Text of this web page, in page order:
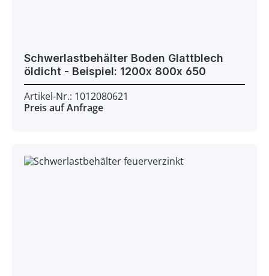
Schwerlastbehälter Boden Glattblech
öldicht - Beispiel: 1200x 800x 650
Artikel-Nr.: 1012080621
Preis auf Anfrage